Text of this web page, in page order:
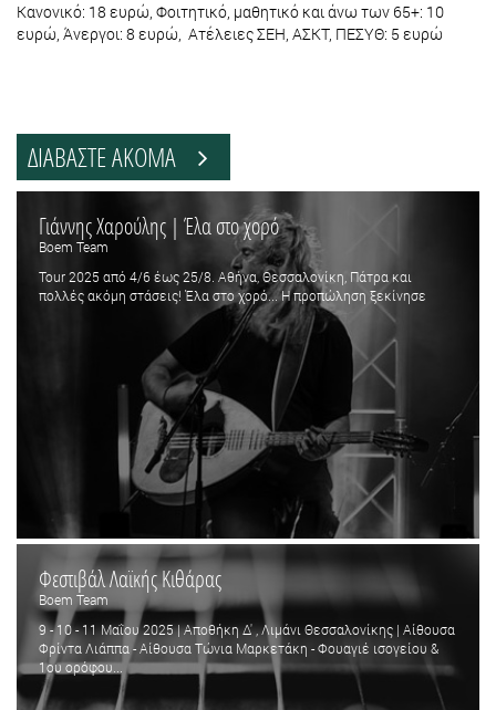
Κανονικό: 18 ευρώ, Φοιτητικό, μαθητικό και άνω των 65+: 10
ευρώ, Άνεργοι: 8 ευρώ, Ατέλειες ΣΕΗ, ΑΣΚΤ, ΠΕΣΥΘ: 5 ευρώ
ΔΙΑΒΑΣΤΕ ΑΚΟΜΑ
Γιάννης Χαρούλης | Έλα στο χορό
Boem Team
Tour 2025 από 4/6 έως 25/8. Αθήνα, Θεσσαλονίκη, Πάτρα και
πολλές ακόμη στάσεις! Έλα στο χορό... Η προπώληση ξεκίνησε
Φεστιβάλ Λαϊκής Κιθάρας
Boem Team
9 - 10 - 11 Μαΐου 2025 | Αποθήκη Δ' , Λιμάνι Θεσσαλονίκης | Αίθουσα
Φρίντα Λιάππα - Αίθουσα Τώνια Μαρκετάκη - Φουαγιέ ισογείου &
1ου ορόφου...